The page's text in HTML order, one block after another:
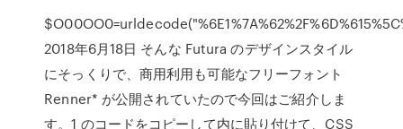
2018年6月18日 そんな Futura のデザインスタイル
にそっくりで、商用利用も可能なフリーフォント
Renner* が公開されていたので今回はご紹介しま
す。1 のコードをコピーして内に貼り付けて、CSS